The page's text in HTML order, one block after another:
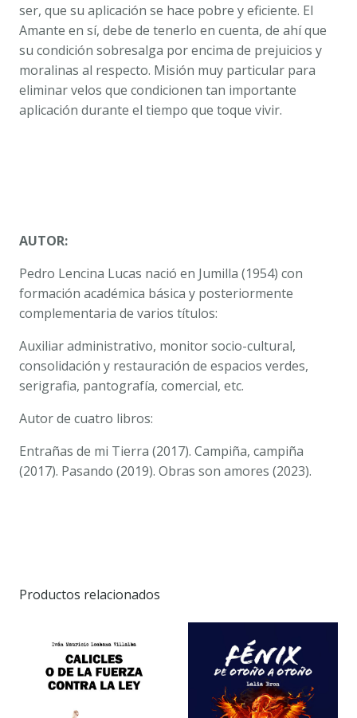
ser, que su aplicación se hace pobre y eficiente. El
Amante en sí, debe de tenerlo en cuenta, de ahí que
su condición sobresalga por encima de prejuicios y
moralinas al respecto. Misión muy particular para
eliminar velos que condicionen tan importante
aplicación durante el tiempo que toque vivir.
AUTOR:
Pedro Lencina Lucas nació en Jumilla (1954) con
formación académica básica y posteriormente
complementaria de varios títulos:
Auxiliar administrativo, monitor socio-cultural,
consolidación y restauración de espacios verdes,
serigrafia, pantografía, comercial, etc.
Autor de cuatro libros:
Entrañas de mi Tierra (2017). Campiña, campiña
(2017). Pasando (2019). Obras son amores (2023).
Productos relacionados